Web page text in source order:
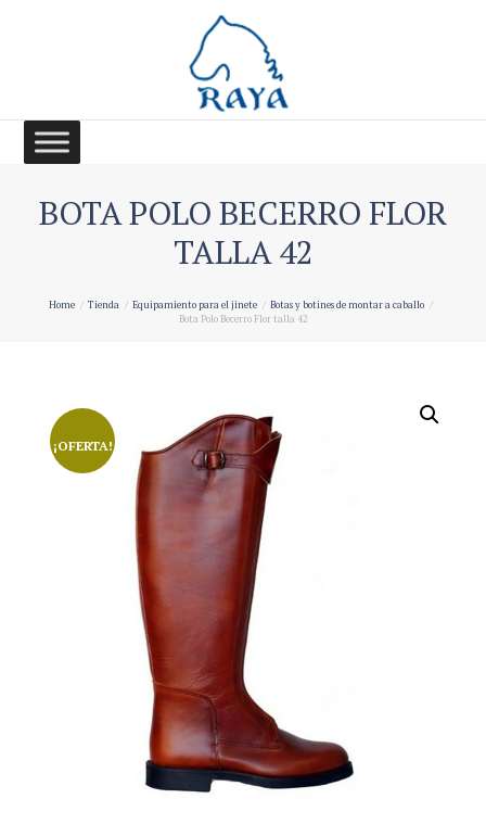
BOTA POLO BECERRO FLOR
TALLA 42
Home Tienda Equipamiento para el jinete
Botas y botines de montar a caballo
Bota Polo Becerro Flor talla 42
¡OFERTA!